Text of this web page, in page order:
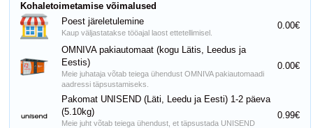
Kohaletoimetamise võimalused
Poest järeletulemine
Kaup väljastatakse tööajal laost ettetellimisel.
0.00€
OMNIVA pakiautomaat (kogu Lätis, Leedus ja
Eestis)
Meie juhataja võtab teiega ühendust OMNIVA pakiautomaadi
aadressi täpsustamiseks.
0.00€
Pakomat UNISEND (Läti, Leedu ja Eesti) 1-2 päeva
(5.10kg)
Meie juht võtab teiega ühendust, et täpsustada UNISEND
0.99€